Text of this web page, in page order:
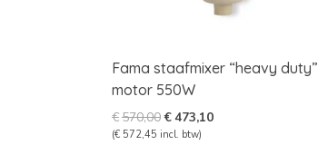
Fama staafmixer “heavy duty”
motor 550W
€570,00Oorspronkelijke
prijs
€473,10Huidige
(€ 572,45 incl. btw)